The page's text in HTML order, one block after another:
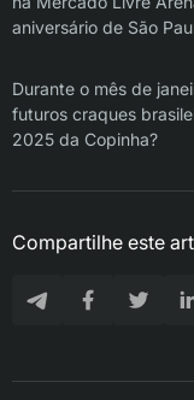
aniversário de São
Durante o mês de
futuros craques
2025 da Copinha?
Compartilhe este